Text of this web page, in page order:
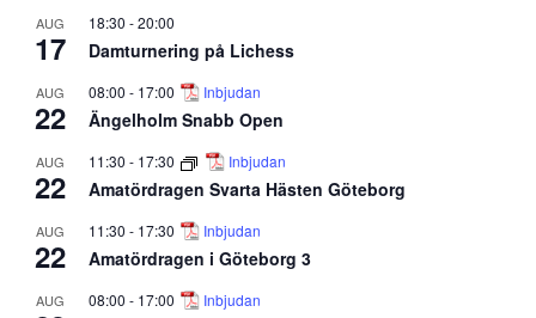
AUG
17
18:30 -20:00
Damturnering på Lichess
AUG
22
08:00 - 17:00 Inbjudan
Ängelholm Snabb Open
AUG
22
11:30 - 17:30 Inbjudan
Amatördragen Svarta Hästen Göteborg
AUG
22
11:30 - 17:30 Inbjudan
Amatördragen i Göteborg 3
AUG 08:00 - 17:00 Inbjudan